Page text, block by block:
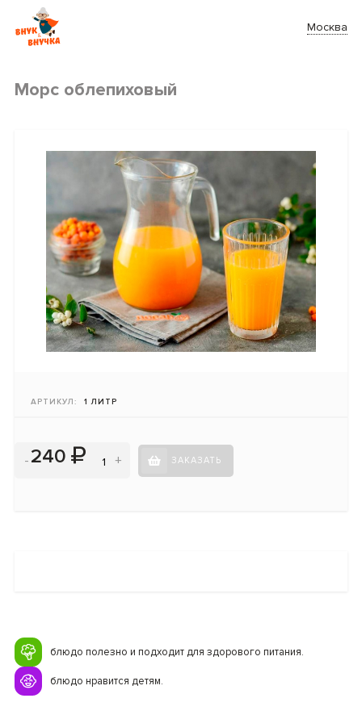
Москва
Морс облепиховый
АРТИКУЛ: 1 ЛИТР
- 240 + ЗАКАЗАТЬ
блюдо полезно и подходит для здорового питания.
блюдо нравится детям.